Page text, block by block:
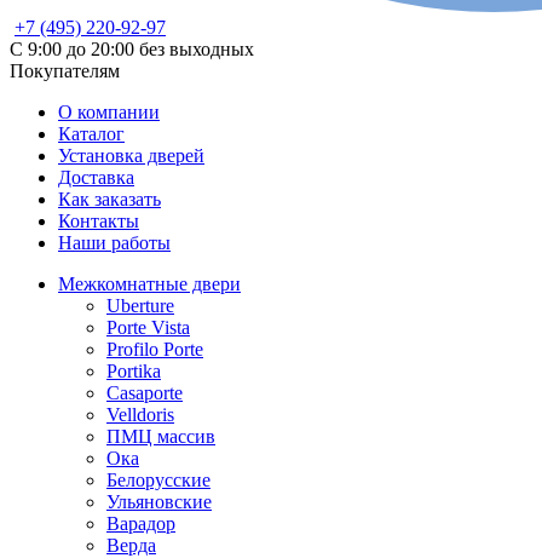
+7 (495) 220-92-97
С 9:00 до 20:00 без выходных
Покупателям
О компании
Каталог
Установка дверей
Доставка
Как заказать
Контакты
Наши работы
Межкомнатные двери
Uberture
Porte Vista
Profilo Porte
Portika
Casaporte
Velldoris
ПМЦ массив
Ока
Белорусские
Ульяновские
Варадор
Верда